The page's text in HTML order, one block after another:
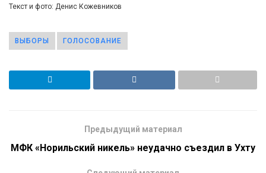
Текст и фото: Денис Кожевников
ВЫБОРЫ ГОЛОСОВАНИЕ
Предыдущий материал
МФК «Норильский никель» неудачно съездил в Ухту